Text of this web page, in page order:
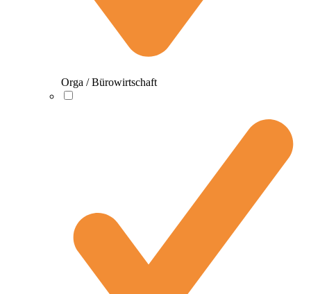
Orga / Bürowirtschaft